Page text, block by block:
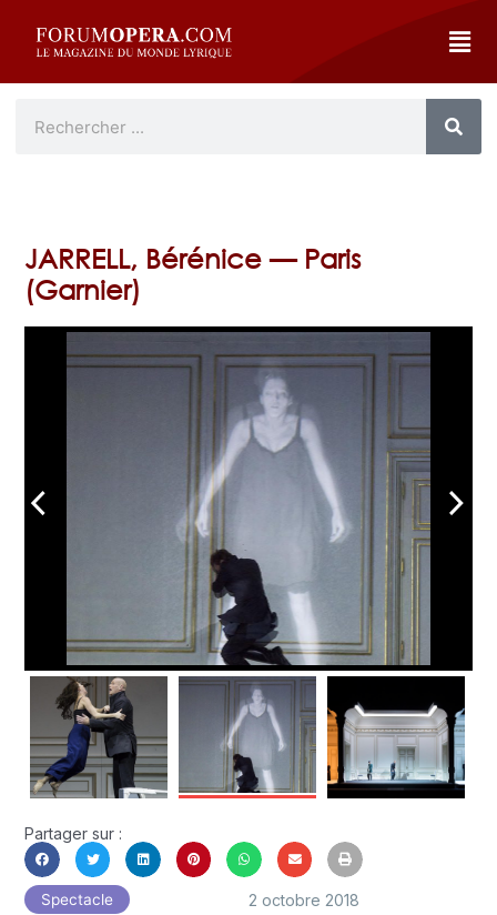
JARRELL, Bérénice — Paris
(Garnier)
arrow_back_ios arrow_forward_ios
Partager sur :
Spectacle 2 octobre 2018